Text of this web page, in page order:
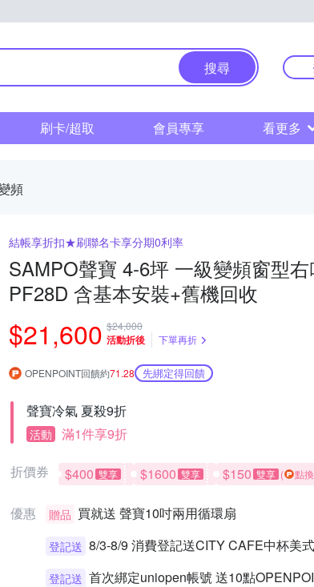
搜尋
刷卡/超取 會員專享 看更多
頻
結帳享折扣★刷聯名卡享分期0利率
SAMPO聲寶 4-6坪 一級變頻窗型
PF28D 含基本安裝+舊機回收
$21,600 $24,000
活動折後 下單再折
OPENPOINT回饋約71.28 先綁定得回饋
聲寶冷氣 夏殺9折
活動 滿1件享9折
折價券 $400 雙享 $1600 雙享 $150 雙享 ( 點
優惠 贈品 買就送 聲寶10吋兩用循環扇
登記送 8/3-8/9 消費登記送CITY CAFE中杯美
登記送 首次綁定uniopen帳號 送10點